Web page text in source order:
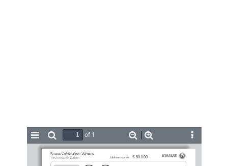
Toggle
Sidebar
Find
of 1
Zoom
Out
In
Knaus Celebration 50years
Technische Daten
Jubiläumspreis € 50.000